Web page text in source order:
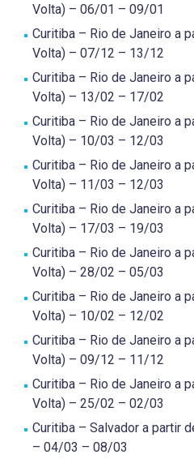
Volta) – 06/01 – 09/01
Curitiba – Rio de Janeiro a
Volta) – 07/12 – 13/12
Curitiba – Rio de Janeiro a
Volta) – 13/02 – 17/02
Curitiba – Rio de Janeiro a
Volta) – 10/03 – 12/03
Curitiba – Rio de Janeiro a
Volta) – 11/03 – 12/03
Curitiba – Rio de Janeiro a
Volta) – 17/03 – 19/03
Curitiba – Rio de Janeiro a
Volta) – 28/02 – 05/03
Curitiba – Rio de Janeiro a
Volta) – 10/02 – 12/02
Curitiba – Rio de Janeiro a
Volta) – 09/12 – 11/12
Curitiba – Rio de Janeiro a
Volta) – 25/02 – 02/03
Curitiba – Salvador a partir
– 04/03 – 08/03